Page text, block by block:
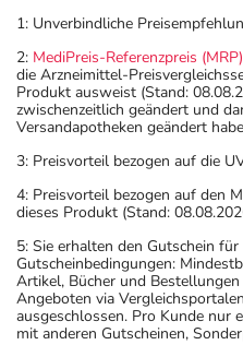
1: Unverbindliche
2: MediPreis-Referenzpreis (MRP)
die Arzneimittel-
Produkt ausweist (Stand:
zwischenzeitlich geändert und
Versandapotheken geändert
3: Preisvorteil bezogen auf die
4: Preisvorteil bezogen auf den
dieses Produkt (Stand:
5: Sie erhalten den Gutschein
Gutscheinbedingungen:
Artikel, Bücher und
Angeboten via
ausgeschlossen. Pro Kunde nur
mit anderen Gutscheinen,